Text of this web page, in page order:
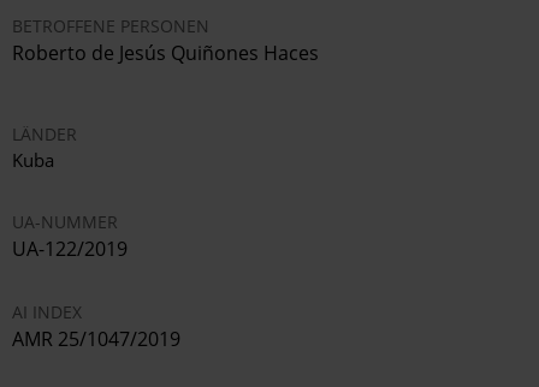
BETROFFENE PERSONEN
Roberto de Jesús Quiñones Haces
LÄNDER
Kuba
UA-NUMMER
UA-122/2019
AI INDEX
AMR 25/1047/2019